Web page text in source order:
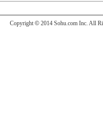
Copyright © 2014 Sohu.com Inc. All